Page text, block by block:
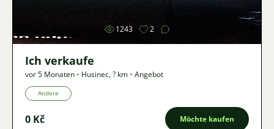
1243 2
Ich verkaufe
vor 5 Monaten • Husinec,? km • Angebot
Andere
0 Kč Möchte kaufen